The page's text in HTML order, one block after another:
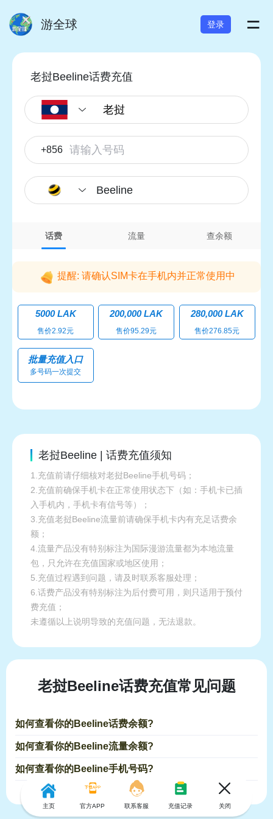
游全球 登录 =
老挝Beeline话费充值
+856
Beeline
话费 流量 查余额
提醒: 请确认SIM卡在手机内并正常使用中
5000 LAK
售价2.92元
200,000 LAK
售价95.29元
280,000 LAK
售价276.85元
批量充值入口
多号码一次提交
老挝Beeline | 话费充值须知
1.充值前请仔细核对老挝Beeline手机号码；
2.充值前确保手机卡在正常使用状态下（如：手机卡已插
入手机内，手机卡有信号等）；
3.充值老挝Beeline流量前请确保手机卡内有充足话费余
额；
4.流量产品没有特别标注为国际漫游流量都为本地流量
包，只允许在充值国家或地区使用；
5.充值过程遇到问题，请及时联系客服处理；
6.话费产品没有特别标注为后付费可用，则只适用于预付
费充值；
未遵循以上说明导致的充值问题，无法退款。
老挝Beeline话费充值常见问题
如何查看你的Beeline话费余额?
如何查看你的Beeline流量余额?
如何查看你的Beeline手机号码?
主页 官方APP 联系客服 充值记录 关闭